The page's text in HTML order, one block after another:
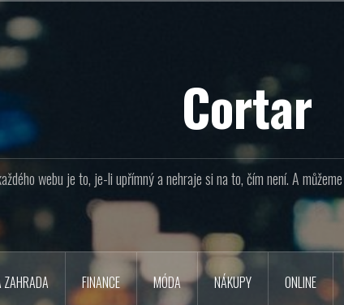
Cortar
webu je to, je-li upřímný a nehraje si na to, čím není. A
FINANCE MÓDA NÁKUPY ONLINE